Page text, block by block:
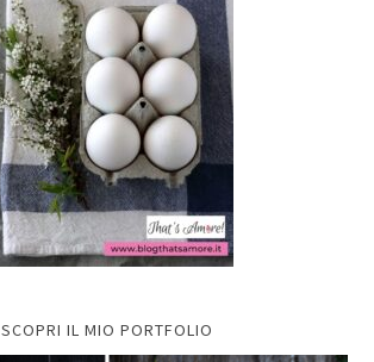
SCOPRI IL MIO PORTFOLIO